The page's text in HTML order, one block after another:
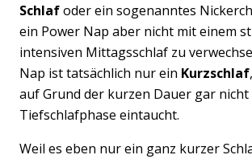
Schlafoder ein sogenanntes
ein Power Nap aber nicht mit einem
intensiven Mittagsschlaf zu
Nap ist tatsächlich nur ein Kurzschlaf
auf Grund der kurzen Dauer gar nicht
Tiefschlafphase eintaucht.
Weil es eben nur ein ganz kurzer